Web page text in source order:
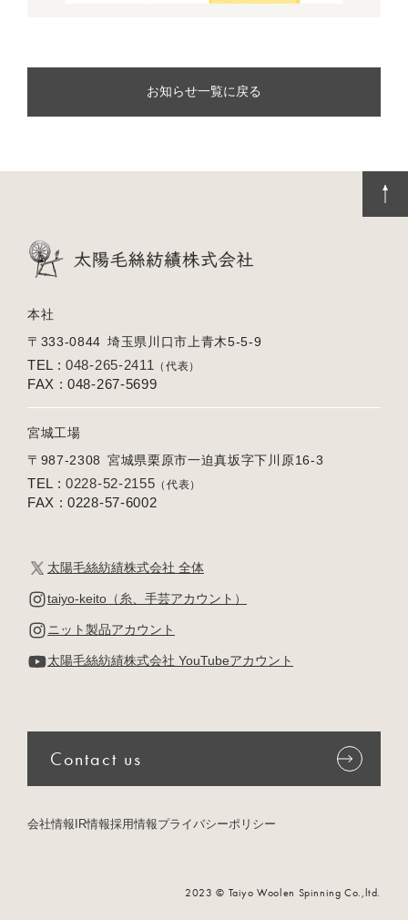
お知らせ一覧に戻る
本社
〒333-0844 埼玉県川口市上青木5-5-9
TEL :048-265-2411 （代表）
FAX : 048-267-5699
宮城工場
〒987-2308 宮城県栗原市一迫真坂字下川原16-3
TEL :0228-52-2155 （代表）
FAX : 0228-57-6002
太陽毛絲紡績株式会社 全体
taiyo-keito（糸、手芸アカウント）
ニット製品アカウント
太陽毛絲紡績株式会社 YouTubeアカウント
Contact us
会社情報 IR情報採用情報プライバシーポリシー
2023 © Taiyo Woolen Spinning Co.,ltd.